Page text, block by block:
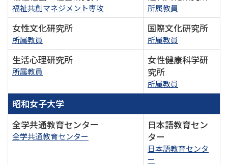
福祉共創マネジメント専攻 所属教員
女性文化研究所
所属教員
国際文化研究所
所属教員
生活心理研究所
所属教員
女性健康科学研
究所
所属教員
昭和女子大学
全学共通教育センター
全学共通教育センター
日本語教育セン
ター
日本語教育センタ
ー